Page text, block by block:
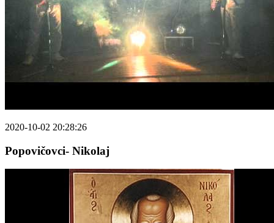
2020-10-02 20:28:26
Popovičovci- Nikolaj